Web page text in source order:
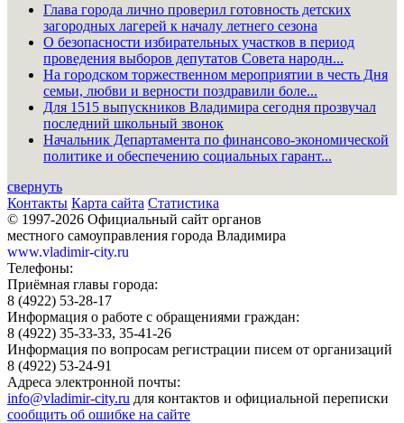
Глава города лично проверил готовность детских
загородных лагерей к началу летнего сезона
О безопасности избирательных участков в период
проведения выборов депутатов Совета народн...
На городском торжественном мероприятии в честь Дня
семьи, любви и верности поздравили боле...
Для 1515 выпускников Владимира сегодня прозвучал
последний школьный звонок
Начальник Департамента по финансово-экономической
политике и обеспечению социальных гарант...
свернуть
Контакты Карта сайта Статистика
© 1997-2026 Официальный сайт органов
местного самоуправления города Владимира
www.vladimir-city.ru
Телефоны:
Приёмная главы города:
8 (4922) 53-28-17
Информация о работе с обращениями граждан:
8 (4922) 35-33-33, 35-41-26
Информация по вопросам регистрации писем от организаций
8 (4922) 53-24-91
Адреса электронной почты:
info@vladimir-city.ru для контактов и официальной переписки
сообщить об ошибке на сайте